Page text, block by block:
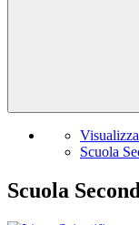
Scuola
Scuola